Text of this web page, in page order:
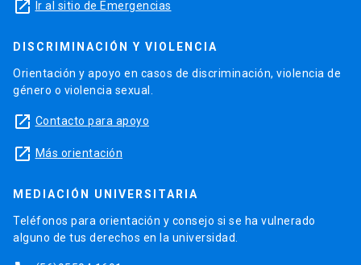
launch Ir al sitio de Emergencias
DISCRIMINACIÓN Y VIOLENCIA
Orientación y apoyo en casos de discriminación, violencia de
género o violencia sexual.
launch Contacto para apoyo
launch Más orientación
MEDIACIÓN UNIVERSITARIA
Teléfonos para orientación y consejo si se ha vulnerado
alguno de tus derechos en la universidad.